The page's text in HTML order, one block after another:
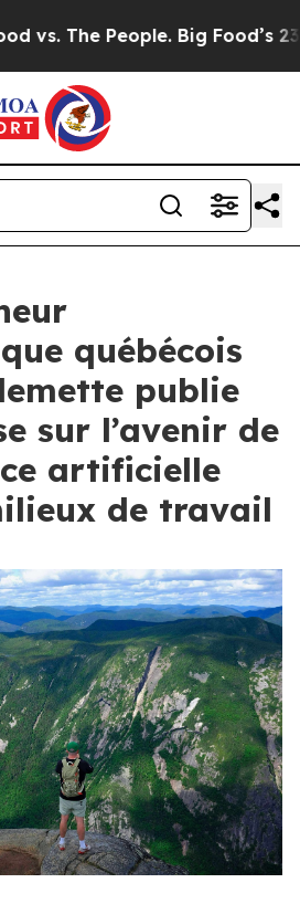
People. Big Food’s 239
québécois
publie
sur l’avenir de
artificielle
de travail